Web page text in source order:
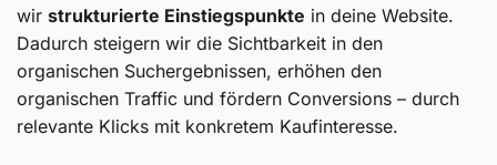
wir strukturierte Einstiegspunkte in deine Website.
Dadurch steigern wir die Sichtbarkeit in den
organischen Suchergebnissen, erhöhen den
organischen Traffic und fördern Conversions – durch
relevante Klicks mit konkretem Kaufinteresse.